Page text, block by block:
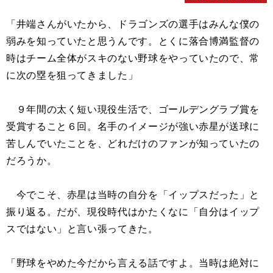
「井端さんがいたから、ドラゴンズの選手はみんな僕の
弱みを知っていたと思うんです。とくに落合博満監督の
時はチーム全体がスキのない野球をやっていたので、常
に次の塁を狙ってきました」
９年間の太く短い現役生活で、ゴールデングラブ賞を
受賞すること６回。名手のイメージが強い赤星が送球に
苦しんでいたことを、どれだけのファンが知っていたの
だろうか。
今でこそ、赤星は当時の自分を「イップスだった」と
振り返る。だが、現役時代はかたくなに「自分はイップ
スではない」と言い張ってきた。
「野球をやめた今だから言える話ですよ。当時は絶対に